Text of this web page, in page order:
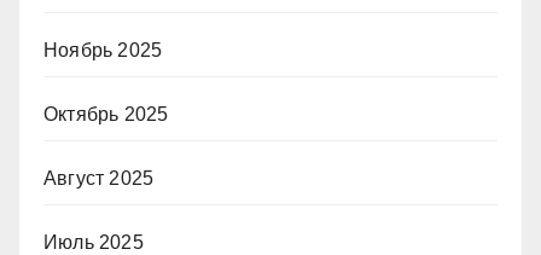
Ноябрь 2025
Октябрь 2025
Август 2025
Июль 2025